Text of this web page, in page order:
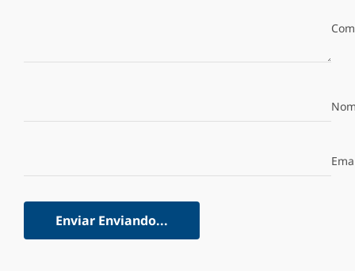
Enviar Enviando...